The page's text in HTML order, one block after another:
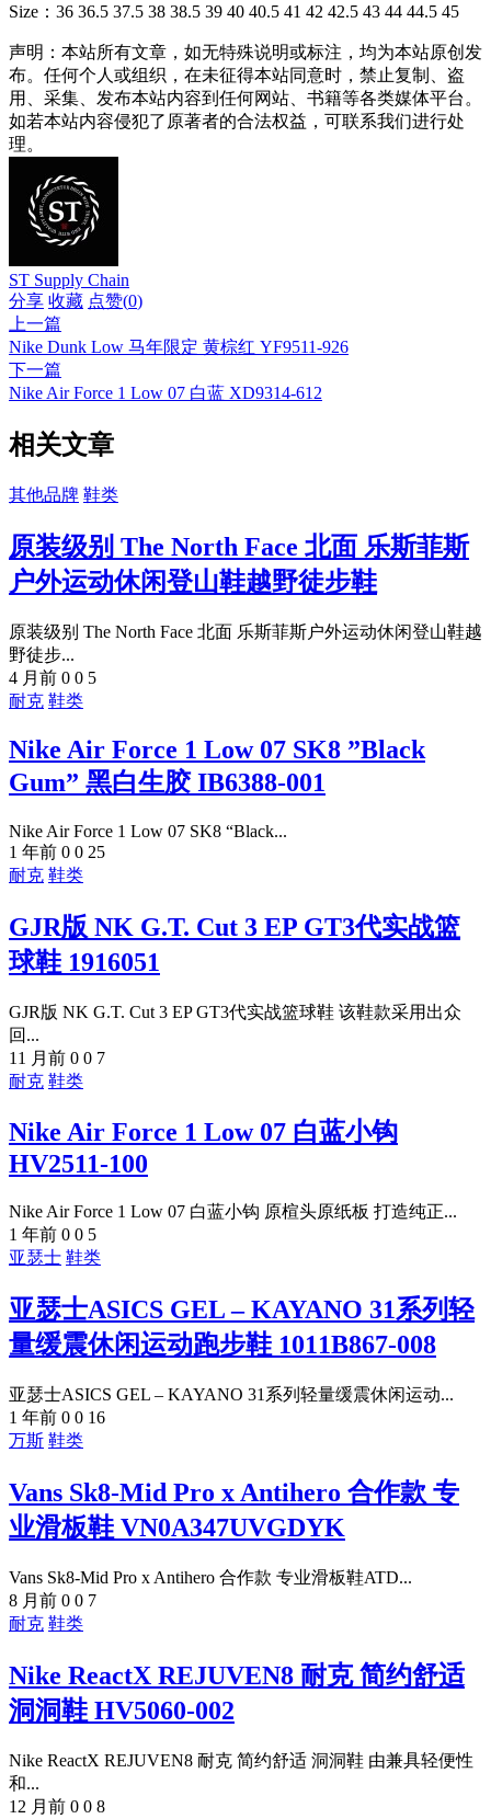
Size：36 36.5 37.5 38 38.5 39 40 40.5 41 42 42.5 43 44 44.5 45
声明：本站所有文章，如无特殊说明或标注，均为本站原创发
布。任何个人或组织，在未征得本站同意时，禁止复制、盗
用、采集、发布本站内容到任何网站、书籍等各类媒体平台。
如若本站内容侵犯了原著者的合法权益，可联系我们进行处
理。
ST Supply Chain
分享 收藏 点赞(0)
上一篇
Nike Dunk Low 马年限定 黄棕红 YF9511-926
下一篇
Nike Air Force 1 Low 07 白蓝 XD9314-612
相关文章
其他品牌 鞋类
原装级别 The North Face 北面 乐斯菲斯
户外运动休闲登山鞋越野徒步鞋
原装级别 The North Face 北面 乐斯菲斯户外运动休闲登山鞋越
野徒步...
4 月前 0 0 5
耐克 鞋类
Nike Air Force 1 Low 07 SK8 ”Black
Gum” 黑白生胶 IB6388-001
Nike Air Force 1 Low 07 SK8 “Black...
1 年前 0 0 25
耐克 鞋类
GJR版 NK G.T. Cut 3 EP GT3代实战篮
球鞋 1916051
GJR版 NK G.T. Cut 3 EP GT3代实战篮球鞋 该鞋款采用出众
回...
11 月前 0 0 7
耐克 鞋类
Nike Air Force 1 Low 07 白蓝小钩
HV2511-100
Nike Air Force 1 Low 07 白蓝小钩 原楦头原纸板 打造纯正...
1 年前 0 0 5
亚瑟士 鞋类
亚瑟士ASICS GEL – KAYANO 31系列轻
量缓震休闲运动跑步鞋 1011B867-008
亚瑟士ASICS GEL – KAYANO 31系列轻量缓震休闲运动...
1 年前 0 0 16
万斯 鞋类
Vans Sk8-Mid Pro x Antihero 合作款 专
业滑板鞋 VN0A347UVGDYK
Vans Sk8-Mid Pro x Antihero 合作款 专业滑板鞋ATD...
8 月前 0 0 7
耐克 鞋类
Nike ReactX REJUVEN8 耐克 简约舒适
洞洞鞋 HV5060-002
Nike ReactX REJUVEN8 耐克 简约舒适 洞洞鞋 由兼具轻便性
和...
12 月前 0 0 8